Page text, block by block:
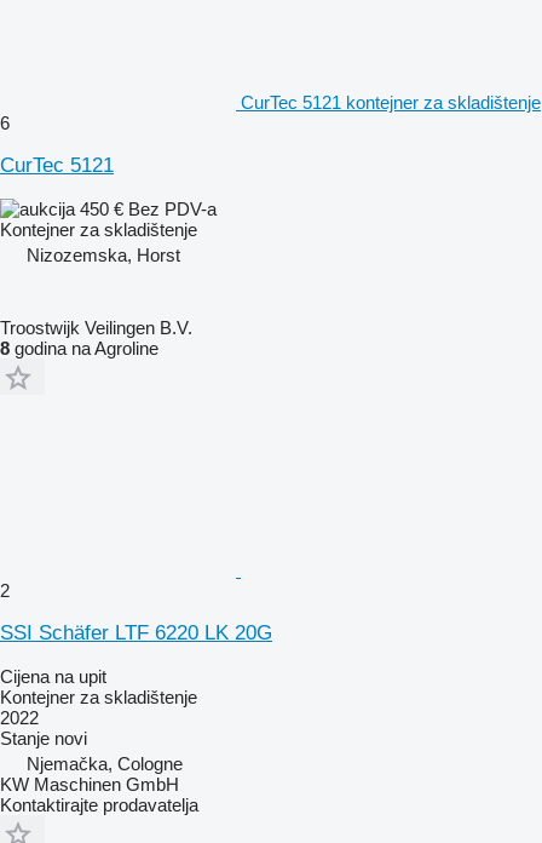
CurTec 5121 kontejner za skladištenje
6
CurTec 5121
450 € Bez PDV-a
Kontejner za skladištenje
Nizozemska, Horst
Troostwijk Veilingen B.V.
8 godina na Agroline
2
SSI Schäfer LTF 6220 LK 20G
Cijena na upit
Kontejner za skladištenje
2022
Stanje novi
Njemačka, Cologne
KW Maschinen GmbH
Kontaktirajte prodavatelja